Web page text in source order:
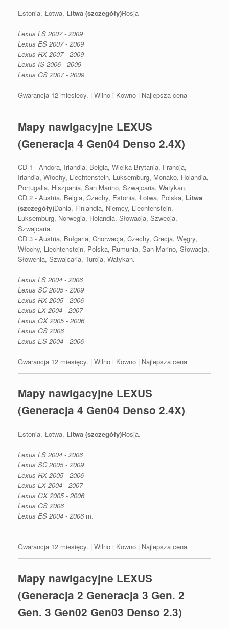
Estonia, Łotwa, Litwa (szczegóły)Rosja
Lexus LS 2007 - 2009
Lexus ES 2007 - 2009
Lexus RX 2007 - 2009
Lexus IS 2006 - 2009
Lexus GS 2007 - 2009
Gwarancja 12 miesięcy. | Wilno i Kowno | Najlepsza cena
Mapy nawigacyjne LEXUS
(Generacja 4 Gen04 Denso 2.4X)
CD 1 - Andora, Irlandia, Belgia, Wielka Brytania, Francja,
Irlandia, Włochy, Liechtenstein, Luksemburg, Monako, Holandia,
Portugalia, Hiszpania, San Marino, Szwajcaria, Watykan.
CD 2 - Austria, Belgia, Czechy, Estonia, Łotwa, Polska, Litwa
(szczegóły)Dania, Finlandia, Niemcy, Liechtenstein,
Luksemburg, Norwegia, Holandia, Słowacja, Szwecja,
Szwajcaria.
CD 3 - Austria, Bułgaria, Chorwacja, Czechy, Grecja, Węgry,
Włochy, Liechtenstein, Polska, Rumunia, San Marino, Słowacja,
Słowenia, Szwajcaria, Turcja, Watykan.
Lexus LS 2004 - 2006
Lexus SC 2005 - 2009
Lexus RX 2005 - 2006
Lexus LX 2004 - 2007
Lexus GX 2005 - 2006
Lexus GS 2006
Lexus ES 2004 - 2006
Gwarancja 12 miesięcy. | Wilno i Kowno | Najlepsza cena
Mapy nawigacyjne LEXUS
(Generacja 4 Gen04 Denso 2.4X)
Estonia, Łotwa, Litwa (szczegóły)Rosja.
Lexus LS 2004 - 2006
Lexus SC 2005 - 2009
Lexus RX 2005 - 2006
Lexus LX 2004 - 2007
Lexus GX 2005 - 2006
Lexus GS 2006
Lexus ES 2004 - 2006m.
Gwarancja 12 miesięcy. | Wilno i Kowno | Najlepsza cena
Mapy nawigacyjne LEXUS
(Generacja 2 Generacja 3 Gen. 2
Gen. 3 Gen02 Gen03 Denso 2.3)